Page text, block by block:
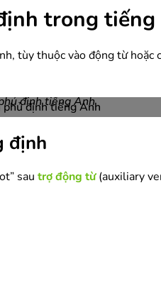
trong
tùy thuộc vào động từ hoặc
định tiếng Anh
định
sau trợ động từ(auxiliary